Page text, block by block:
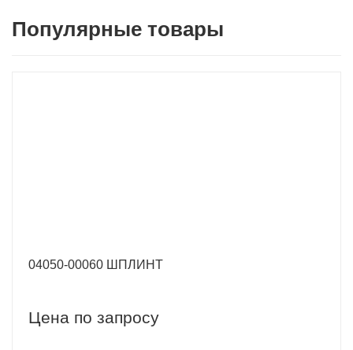
Популярные товары
04050-00060 ШПЛИНТ
Цена по запросу